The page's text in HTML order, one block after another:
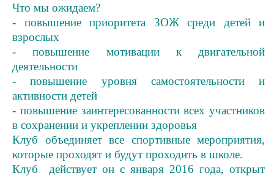
Что мы ожидаем?
- повышение приоритета ЗОЖ среди детей и
взрослых
- повышение мотивации к двигательной
деятельности
- повышение уровня самостоятельности и
активности детей
- повышение заинтересованности всех участников
в сохранении и укреплении здоровья
Клуб объединяет все спортивные мероприятия,
которые проходят и будут проходить в школе.
Клуб действует он с января 2016 года, открыт